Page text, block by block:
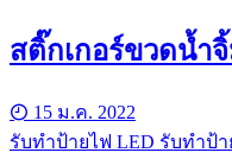
สติ๊กเกอร์ขวดน้ำ
15 ม.ค. 2022
รับทําป้ายไฟ LED รับทำป้